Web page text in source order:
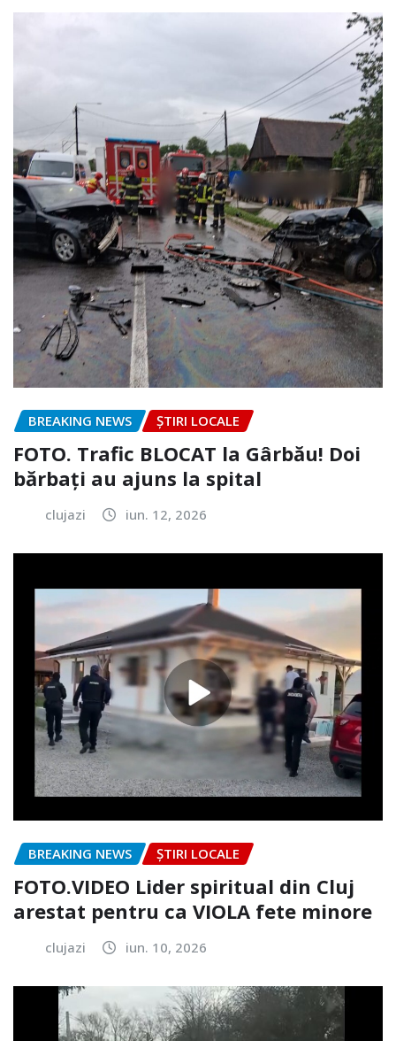
BREAKING NEWS ȘTIRI LOCALE
FOTO. Trafic BLOCAT la Gârbău! Doi
bărbați au ajuns la spital
clujazi iun. 12, 2026
BREAKING NEWS ȘTIRI LOCALE
FOTO.VIDEO Lider spiritual din Cluj
arestat pentru ca VIOLA fete minore
clujazi iun. 10, 2026